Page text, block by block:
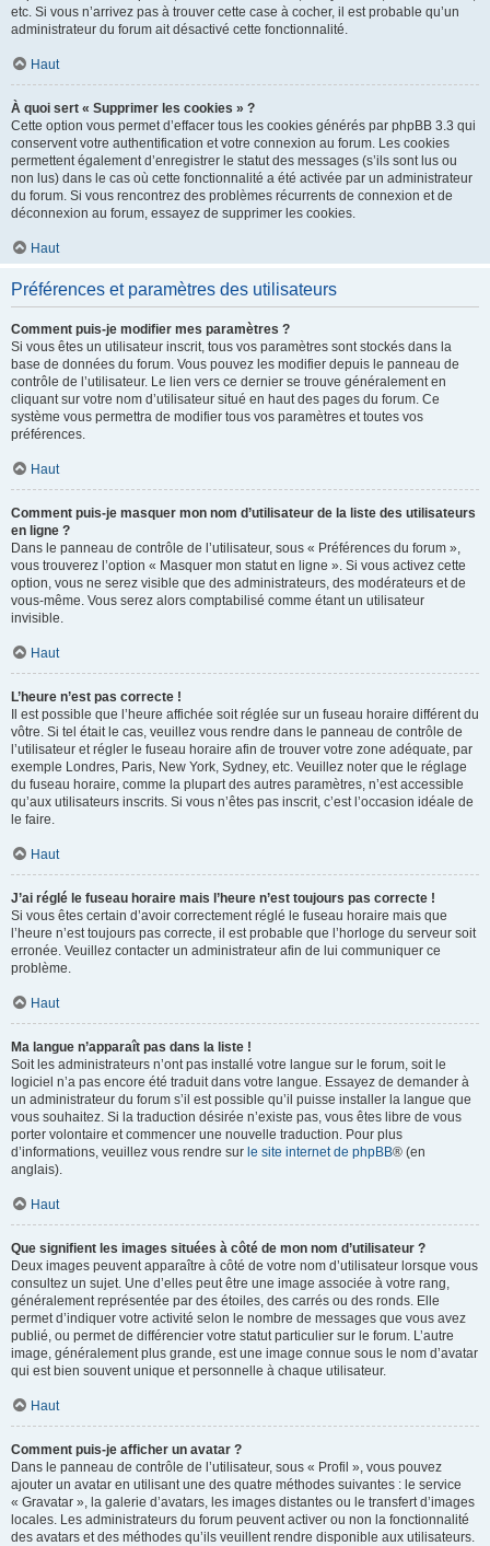
etc. Si vous n’arrivez pas à trouver cette case à cocher, il est probable qu’un
administrateur du forum ait désactivé cette fonctionnalité.
Haut
À quoi sert « Supprimer les cookies » ?
Cette option vous permet d’effacer tous les cookies générés par phpBB 3.3 qui
conservent votre authentification et votre connexion au forum. Les cookies
permettent également d’enregistrer le statut des messages (s’ils sont lus ou
non lus) dans le cas où cette fonctionnalité a été activée par un administrateur
du forum. Si vous rencontrez des problèmes récurrents de connexion et de
déconnexion au forum, essayez de supprimer les cookies.
Haut
Préférences et paramètres des utilisateurs
Comment puis-je modifier mes paramètres ?
Si vous êtes un utilisateur inscrit, tous vos paramètres sont stockés dans la
base de données du forum. Vous pouvez les modifier depuis le panneau de
contrôle de l’utilisateur. Le lien vers ce dernier se trouve généralement en
cliquant sur votre nom d’utilisateur situé en haut des pages du forum. Ce
système vous permettra de modifier tous vos paramètres et toutes vos
préférences.
Haut
Comment puis-je masquer mon nom d’utilisateur de la liste des utilisateurs
en ligne ?
Dans le panneau de contrôle de l’utilisateur, sous « Préférences du forum »,
vous trouverez l’option « Masquer mon statut en ligne ». Si vous activez cette
option, vous ne serez visible que des administrateurs, des modérateurs et de
vous-même. Vous serez alors comptabilisé comme étant un utilisateur
invisible.
Haut
L’heure n’est pas correcte !
Il est possible que l’heure affichée soit réglée sur un fuseau horaire différent du
vôtre. Si tel était le cas, veuillez vous rendre dans le panneau de contrôle de
l’utilisateur et régler le fuseau horaire afin de trouver votre zone adéquate, par
exemple Londres, Paris, New York, Sydney, etc. Veuillez noter que le réglage
du fuseau horaire, comme la plupart des autres paramètres, n’est accessible
qu’aux utilisateurs inscrits. Si vous n’êtes pas inscrit, c’est l’occasion idéale de
le faire.
Haut
J’ai réglé le fuseau horaire mais l’heure n’est toujours pas correcte !
Si vous êtes certain d’avoir correctement réglé le fuseau horaire mais que
l’heure n’est toujours pas correcte, il est probable que l’horloge du serveur soit
erronée. Veuillez contacter un administrateur afin de lui communiquer ce
problème.
Haut
Ma langue n’apparaît pas dans la liste !
Soit les administrateurs n’ont pas installé votre langue sur le forum, soit le
logiciel n’a pas encore été traduit dans votre langue. Essayez de demander à
un administrateur du forum s’il est possible qu’il puisse installer la langue que
vous souhaitez. Si la traduction désirée n’existe pas, vous êtes libre de vous
porter volontaire et commencer une nouvelle traduction. Pour plus
d’informations, veuillez vous rendre sur le site internet de phpBB® (en
anglais).
Haut
Que signifient les images situées à côté de mon nom d’utilisateur ?
Deux images peuvent apparaître à côté de votre nom d’utilisateur lorsque vous
consultez un sujet. Une d’elles peut être une image associée à votre rang,
généralement représentée par des étoiles, des carrés ou des ronds. Elle
permet d’indiquer votre activité selon le nombre de messages que vous avez
publié, ou permet de différencier votre statut particulier sur le forum. L’autre
image, généralement plus grande, est une image connue sous le nom d’avatar
qui est bien souvent unique et personnelle à chaque utilisateur.
Haut
Comment puis-je afficher un avatar ?
Dans le panneau de contrôle de l’utilisateur, sous « Profil », vous pouvez
ajouter un avatar en utilisant une des quatre méthodes suivantes : le service
« Gravatar », la galerie d’avatars, les images distantes ou le transfert d’images
locales. Les administrateurs du forum peuvent activer ou non la fonctionnalité
des avatars et des méthodes qu’ils veuillent rendre disponible aux utilisateurs.